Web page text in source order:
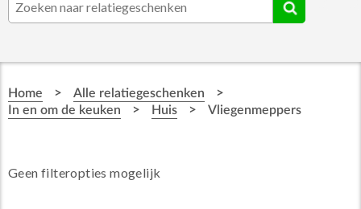
Home > Alle relatiegeschenken >
In en om de keuken > Huis > Vliegenmeppers
Geen filteropties mogelijk